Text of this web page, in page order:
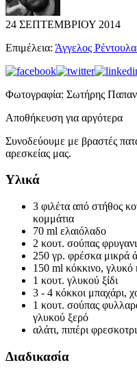
24 ΣΕΠΤΕΜΒΡΙΟΥ 2014
Επιμέλεια: Άγγελος
Φωτογραφία: Σωτήρης
Αποθήκευση για αργότερα
Συνοδεύουμε με βραστές
αρεσκείας μας.
Υλικά
3 φιλέτα από στήθος
κομμάτια
70 ml ελαιόλαδο
2 κουτ. σούπας
250 γρ. φρέσκα μικρά
150 ml κόκκινο, γλυκό
1 κουτ. γλυκού ξίδι
3 - 4 κόκκοι μπαχάρι,
1 κουτ. σούπας
γλυκού ξερό
αλάτι, πιπέρι
Διαδικασία